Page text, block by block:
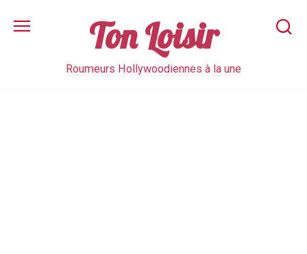
content
Ton Loisir
Roumeurs Hollywoodiennes à la une